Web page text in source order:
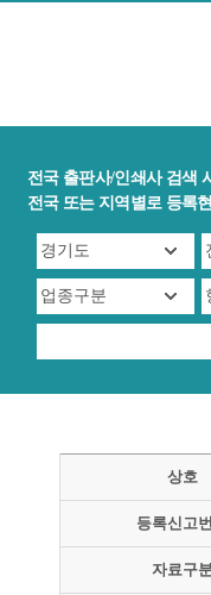
전국 출판사/인쇄사 검색
전국 또는 지역별로 등록
상호
등록신고
자료구